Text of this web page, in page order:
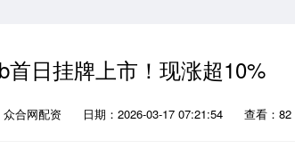
日挂牌上市！现涨超10%
众合网配资 日期：2026-03-17 07:21:54 查看：82